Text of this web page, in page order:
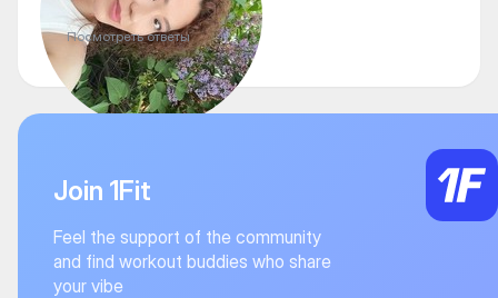
Посмотреть ответы
Join 1Fit
Feel the support of the community
and find workout buddies who share
your vibe